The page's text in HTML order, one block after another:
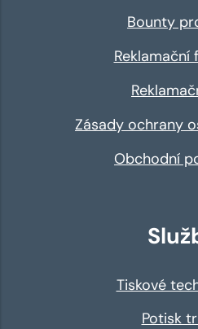
Bounty
Reklamační
Zásady ochrany
Obchodní
Tiskové
Potisk